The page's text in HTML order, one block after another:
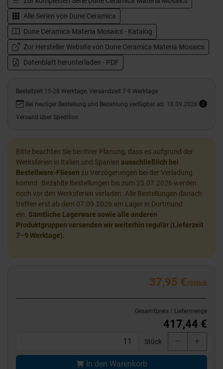
Alle Serien von Dune Ceramica
Dune Ceramica Materia Mosaics - Katalog
Zur Hersteller Website von Dune Ceramica Materia Mosaics
Datenblatt herunterladen - PDF
Bestellzeit 15-28 Werktage, Versandzeit 7-9 Werktage
Bei heutiger Bestellung und Bezahlung verfügbar ab: 18.09.2026
Versand über Spedition
Bitte beachten Sie bei Ihrer Planung, dass es aufgrund der
Werksferien in Italien und Spanien ausschließlich bei
Bestellware-Fliesen zu Verzögerungen bei der Verladung
kommt. Bezahlte Bestellungen bis zum 25.07.2026 werden
noch vor den Werksferien verladen. Alle Bestellungen danach
treffen erst ab dem 07.09.2026 am Lager in Dortmund
ein. Sämtliche Lagerware sowie alle anderen
Produktgruppen versenden wir weiterhin regulär (Lieferzeit
7–9 Werktage).
37,95 €/Stück
Gesamtpreis / Liefermenge
417,44 €
Stück
In den Warenkorb